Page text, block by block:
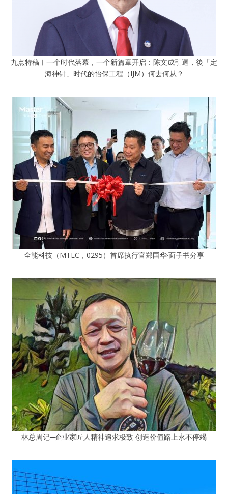
九点特稿︱一个时代落幕，一个新篇章开启：陈文成引退，後「定
海神针」时代的怡保工程（IJM）何去何从？
全能科技（MTEC，0295）首席执行官郑国华·面子书分享
林总周记─企业家匠人精神追求极致 创造价值路上永不停竭